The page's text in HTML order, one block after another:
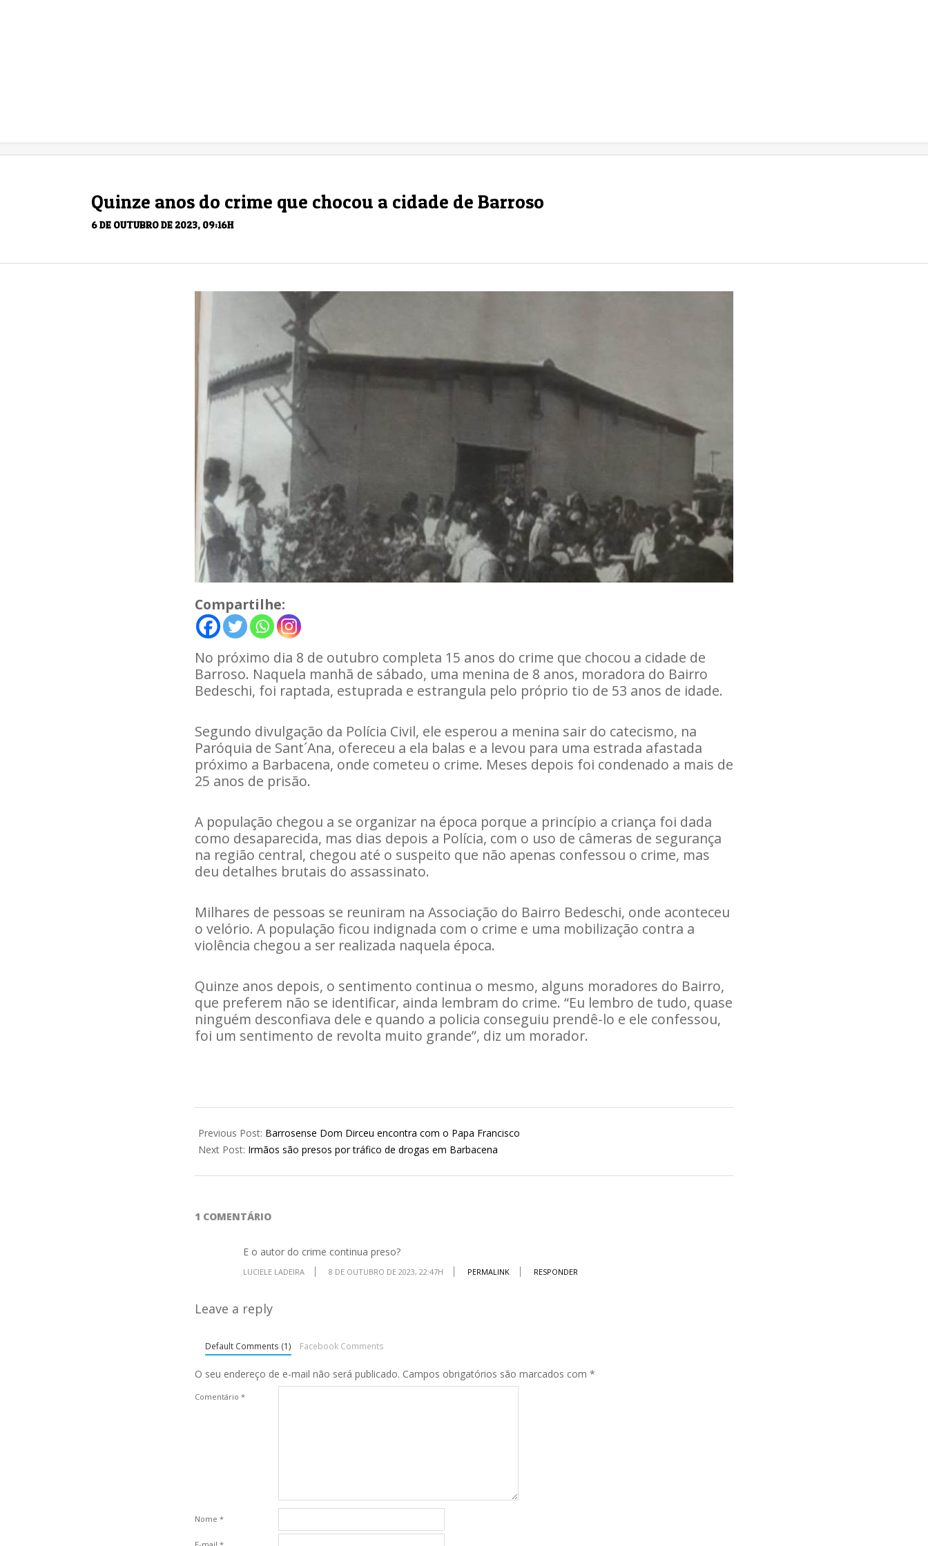
Quinze anos do crime que chocou a cidade de Barroso
6 DE OUTUBRO DE 2023, 09:16H
Compartilhe:
No próximo dia 8 de outubro completa 15 anos do crime que chocou a cidade de
Barroso. Naquela manhã de sábado, uma menina de 8 anos, moradora do Bairro
Bedeschi, foi raptada, estuprada e estrangula pelo próprio tio de 53 anos de idade.
Segundo divulgação da Polícia Civil, ele esperou a menina sair do catecismo, na
Paróquia de Sant´Ana, ofereceu a ela balas e a levou para uma estrada afastada
próximo a Barbacena, onde cometeu o crime. Meses depois foi condenado a mais de
25 anos de prisão.
A população chegou a se organizar na época porque a princípio a criança foi dada
como desaparecida, mas dias depois a Polícia, com o uso de câmeras de segurança
na região central, chegou até o suspeito que não apenas confessou o crime, mas
deu detalhes brutais do assassinato.
Milhares de pessoas se reuniram na Associação do Bairro Bedeschi, onde aconteceu
o velório. A população ficou indignada com o crime e uma mobilização contra a
violência chegou a ser realizada naquela época.
Quinze anos depois, o sentimento continua o mesmo, alguns moradores do Bairro,
que preferem não se identificar, ainda lembram do crime. “Eu lembro de tudo, quase
ninguém desconfiava dele e quando a policia conseguiu prendê-lo e ele confessou,
foi um sentimento de revolta muito grande”, diz um morador.
10-
06
Previous Post: Barrosense Dom Dirceu encontra com o Papa Francisco
Next Post: Irmãos são presos por tráfico de drogas em Barbacena
1 COMENTÁRIO
E o autor do crime continua preso?
LUCIELE LADEIRA 8 DE OUTUBRO DE 2023, 22:47H PERMALINK RESPONDER
Leave a reply
Default Comments (1) Facebook Comments
O seu endereço de e-mail não será publicado. Campos obrigatórios são marcados com *
Comentário *
Nome *